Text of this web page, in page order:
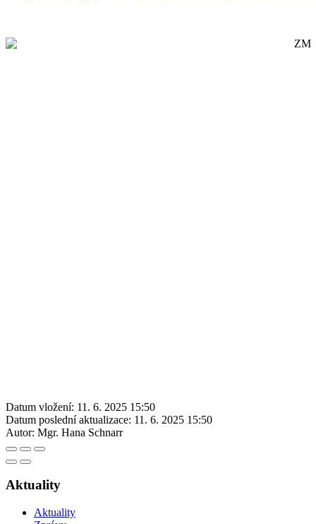
Datum vložení: 11. 6. 2025 15:50
Datum poslední aktualizace: 11. 6. 2025 15:50
Autor: Mgr. Hana Schnarr
Aktuality
Aktuality